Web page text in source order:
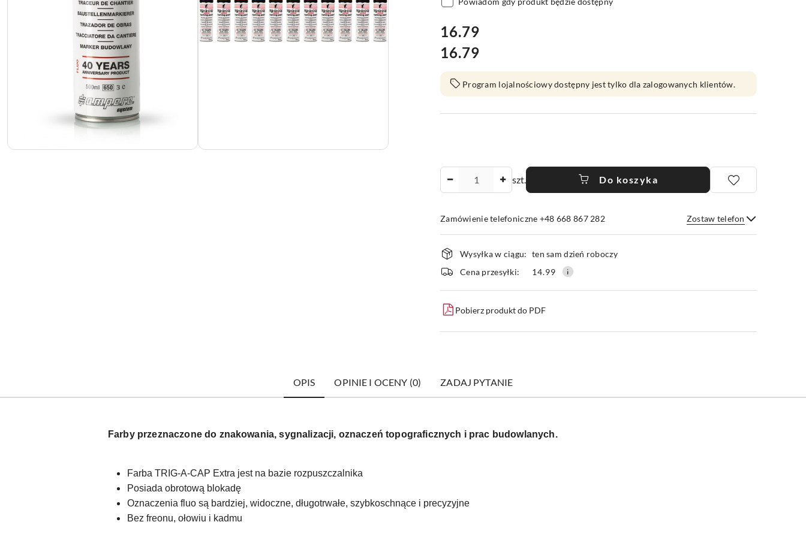
cena:
16.79
Cena:
16.79
Program lojalnościowy dostępny jest tylko dla zalogowanych klientów.
szt. Do koszyka
Zamówienie telefoniczne +48 668 867 282 Zostaw telefon
Wyślij
Dostępność
i
dostawa
Wysyłka w ciągu: ten sam dzień roboczy
Cena przesyłki:
14.99
Pobierz produkt do PDF
OPIS OPINIE I OCENY (0) ZADAJ PYTANIE
Farby przeznaczone do znakowania, sygnalizacji, oznaczeń topograficznych i prac budowlanych.
Farba TRIG-A-CAP Extra jest na bazie rozpuszczalnika
Posiada obrotową blokadę
Oznaczenia fluo są bardziej, widoczne, długotrwałe, szybkoschnące i precyzyjne
Bez freonu, ołowiu i kadmu